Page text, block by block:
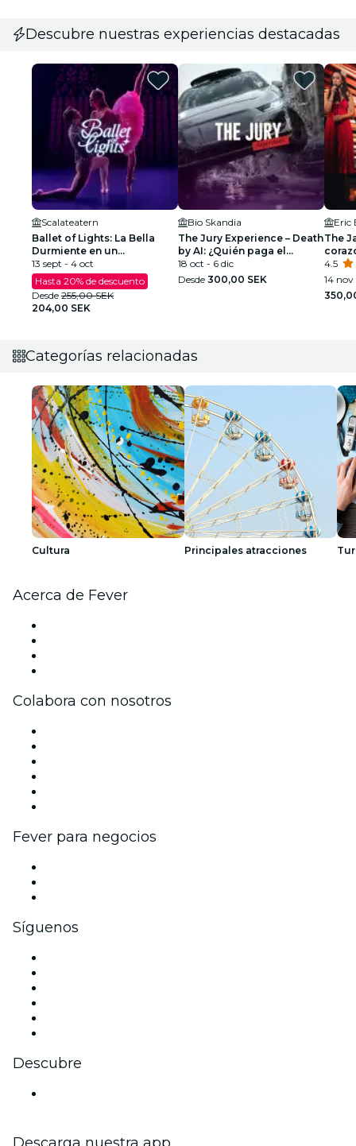
Descubre nuestras experiencias destacadas
Scalateatern
Ballet of Lights: La Bella
Durmiente en un
espectáculo deslumbrante
13 sept - 4 oct
Hasta 20% de descuento
Desde 255,00 SEK
204,00 SEK
Bio Skandia
The Jury Experience – Death
by AI: ¿Quién paga el
precio?
18 oct - 6 dic
Desde 300,00 SEK
Eric
The
4.5
14 nov
Categorías relacionadas
Cultura Principales atracciones
Acerca de Fever
Colabora con nosotros
Fever para negocios
Síguenos
Descubre